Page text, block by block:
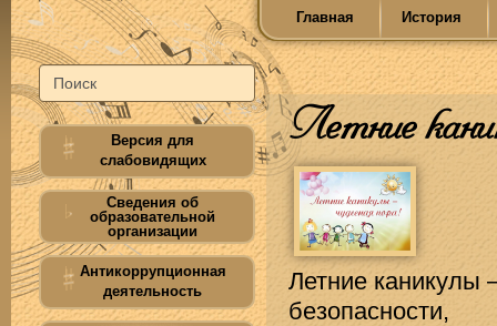
Главная История
Версия для
слабовидящих
Сведения об
образовательной
организации
Антикоррупционная
деятельность
Летние
Летние каникулы
безопасности,